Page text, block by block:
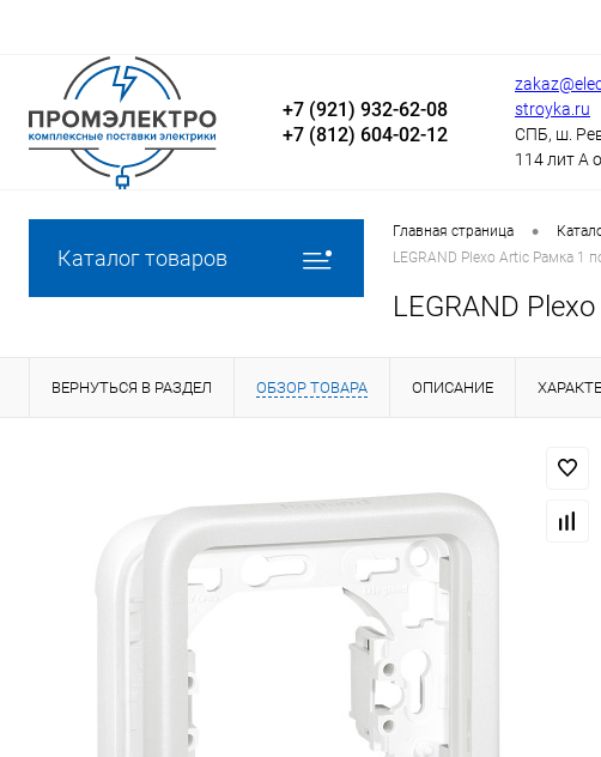
+7 (921) 932-62-08
+7 (812) 604-02-12
stroyka.ru
СПБ, ш.
114 лит А
Каталог товаров
Главная страница •
LEGRAND Plexo Artic Рамка 1
LEGRAND
ВЕРНУТЬСЯ В РАЗДЕЛ ОБЗОР ТОВАРА ОПИСАНИЕ